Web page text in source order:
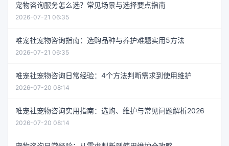
宠物咨询服务怎么选？常见场景与选择要点指南
2026-07-21 06:35
唯宠社宠物咨询指南：选购品种与养护难题实用5方法
2026-07-21 06:35
唯宠社宠物咨询日常经验：4个方法判断需求到使用维护
2026-07-20 08:14
唯宠社宠物咨询实用指南：选购、维护与常见问题解析2026
2026-07-20 08:14